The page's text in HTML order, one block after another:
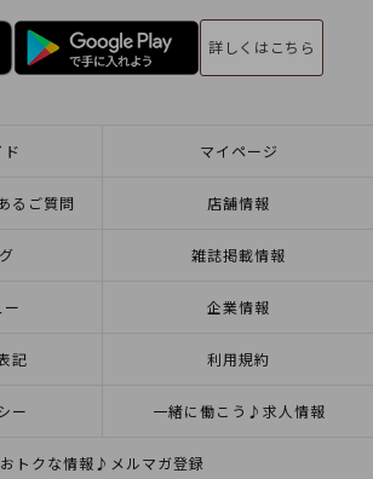
詳しくはこちら
マイページ
るご質問 店舗情報
雑誌掲載情報
企業情報
記 利用規約
ー 一緒に働こう♪求人情報
おトクな情報♪メルマガ登録